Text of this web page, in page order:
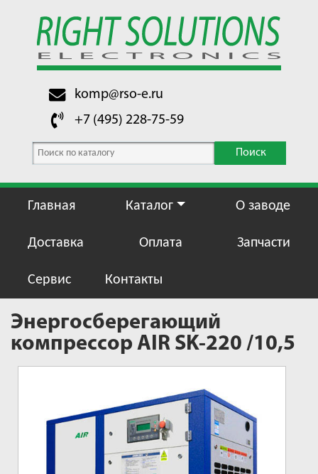
komp@rso-e.ru
+7 (495) 228-75-59
Поиск
Главная Каталог О заводе
Доставка Оплата Запчасти
Сервис Контакты
Энергосберегающий
компрессор AIR SK-220 /10,5